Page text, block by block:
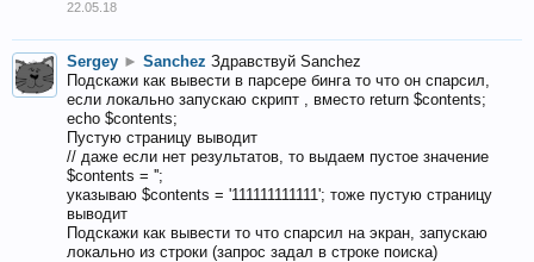
22.05.18
Sergey ► Sanchez Здравствуй Sanchez
Подскажи как вывести в парсере бинга то что он спарсил,
если локально запускаю скрипт , вместо return $contents;
echo $contents;
Пустую страницу выводит
// даже если нет результатов, то выдаем пустое значение
$contents = '';
указываю $contents = '111111111111'; тоже пустую страницу
выводит
Подскажи как вывести то что спарсил на экран, запускаю
локально из строки (запрос задал в строке поиска)